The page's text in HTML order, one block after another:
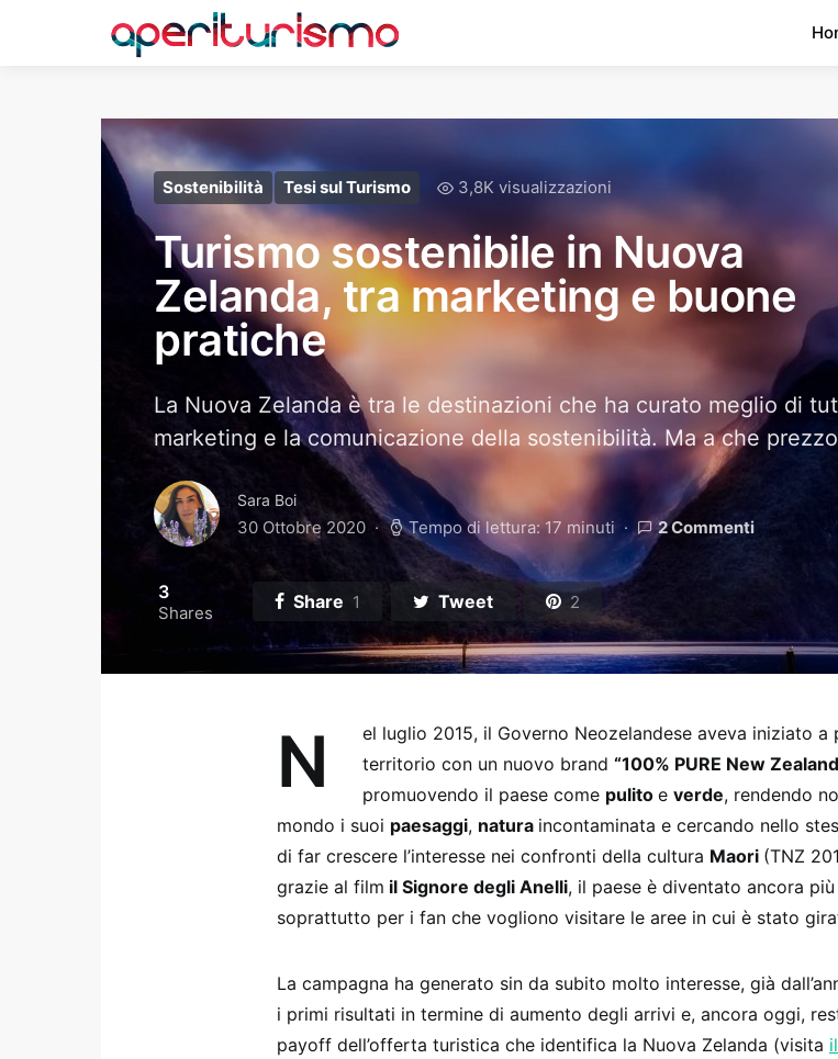
Sostenibilità Tesi sul Turismo 3,8K visualizzazioni
Turismo sostenibile in Nuova
Zelanda, tra marketing e buone
pratiche
La Nuova Zelanda è tra le destinazioni che ha curato meglio di
marketing e la comunicazione della sostenibilità. Ma a che
Sara Boi
30 Ottobre 2020 Tempo di lettura: 17 minuti 2 Commenti
3
Shares Share 1 Tweet 2
N
el luglio 2015, il Governo Neozelandese aveva iniziato a
territorio con un nuovo brand“100% PURE New
promuovendo il paese come pulitoeverde, rendendo
mondo i suoi paesaggi, natura incontaminata e cercando nello
di far crescere l’interesse nei confronti della cultura Maori (TNZ
grazie al film il Signore degli Anelli, il paese è diventato ancora
soprattutto per i fan che vogliono visitare le aree in cui è stato
La campagna ha generato sin da subito molto interesse, già
i primi risultati in termine di aumento degli arrivi e, ancora oggi,
payoff dell’offerta turistica che identifica la Nuova Zelanda (visita